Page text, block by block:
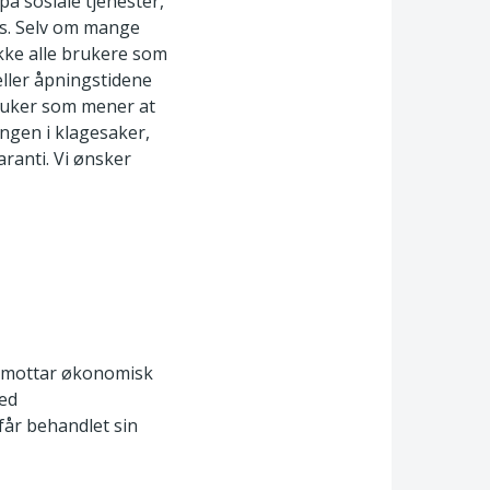
Selv om mange
alle brukere som
åpningstidene
som mener at
i klagesaker,
Vi ønsker
økonomisk
behandlet sin